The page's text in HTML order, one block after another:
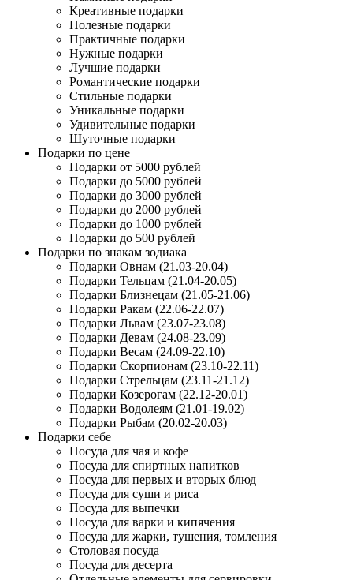
Креативные подарки
Полезные подарки
Практичные подарки
Нужные подарки
Лучшие подарки
Романтические подарки
Стильные подарки
Уникальные подарки
Удивительные подарки
Шуточные подарки
Подарки по цене
Подарки от 5000 рублей
Подарки до 5000 рублей
Подарки до 3000 рублей
Подарки до 2000 рублей
Подарки до 1000 рублей
Подарки до 500 рублей
Подарки по знакам зодиака
Подарки Овнам (21.03-20.04)
Подарки Тельцам (21.04-20.05)
Подарки Близнецам (21.05-21.06)
Подарки Ракам (22.06-22.07)
Подарки Львам (23.07-23.08)
Подарки Девам (24.08-23.09)
Подарки Весам (24.09-22.10)
Подарки Скорпионам (23.10-22.11)
Подарки Стрельцам (23.11-21.12)
Подарки Козерогам (22.12-20.01)
Подарки Водолеям (21.01-19.02)
Подарки Рыбам (20.02-20.03)
Подарки себе
Посуда для чая и кофе
Посуда для спиртных напитков
Посуда для первых и вторых блюд
Посуда для суши и риса
Посуда для выпечки
Посуда для варки и кипячения
Посуда для жарки, тушения, томления
Столовая посуда
Посуда для десерта